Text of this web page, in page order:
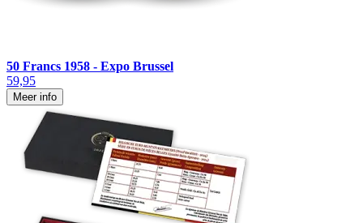
50 Francs 1958 - Expo Brussel
59,95
Meer info